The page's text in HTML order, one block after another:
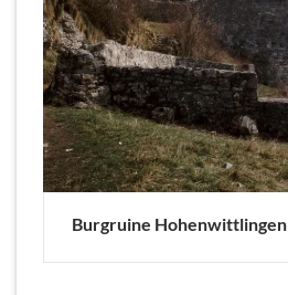
Burgruine Hohenwittlingen